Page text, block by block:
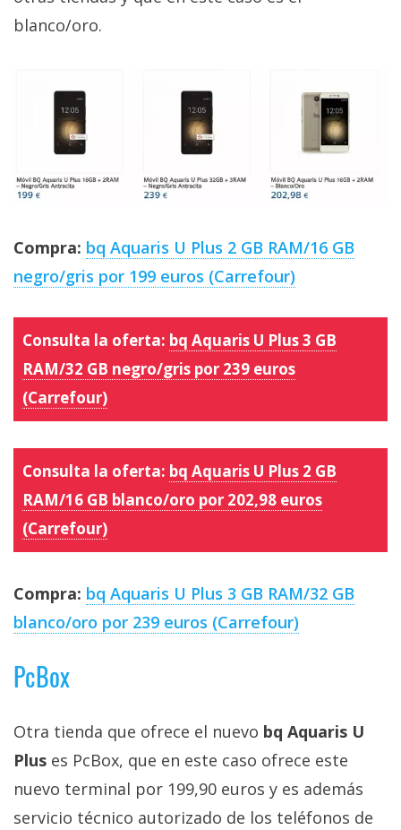
blanco/oro.
Compra: bq Aquaris U Plus 2 GB RAM/16 GB
negro/gris por 199 euros (Carrefour)
Consulta la oferta: bq Aquaris U Plus 3 GB
RAM/32 GB negro/gris por 239 euros
(Carrefour)
Consulta la oferta: bq Aquaris U Plus 2 GB
RAM/16 GB blanco/oro por 202,98 euros
(Carrefour)
Compra: bq Aquaris U Plus 3 GB RAM/32 GB
blanco/oro por 239 euros (Carrefour)
PcBox
Otra tienda que ofrece el nuevo bq Aquaris U
Plus es PcBox, que en este caso ofrece este
nuevo terminal por 199,90 euros y es además
servicio técnico autorizado de los teléfonos de